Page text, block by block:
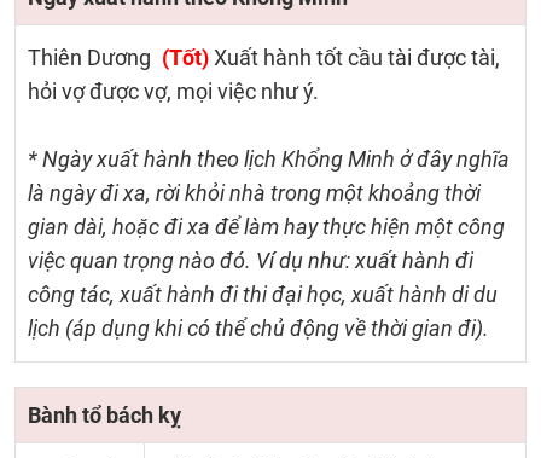
Thiên Dương (Tốt)Xuất hành tốt cầu tài được tài,
hỏi vợ được vợ, mọi việc như ý.
* Ngày xuất hành theo lịch Khổng Minh ở đây nghĩa
là ngày đi xa, rời khỏi nhà trong một khoảng thời
gian dài, hoặc đi xa để làm hay thực hiện một công
việc quan trọng nào đó. Ví dụ như: xuất hành đi
công tác, xuất hành đi thi đại học, xuất hành di du
lịch (áp dụng khi có thể chủ động về thời gian đi).
Bành tổ bách kỵ